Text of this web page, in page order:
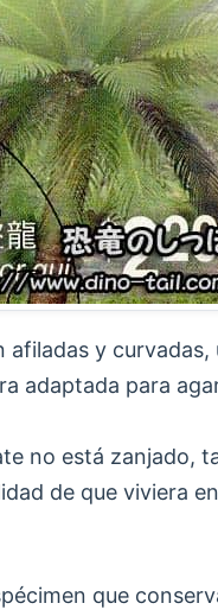
afiladas y curvadas,
adaptada para
no está zanjado,
de que viviera
que